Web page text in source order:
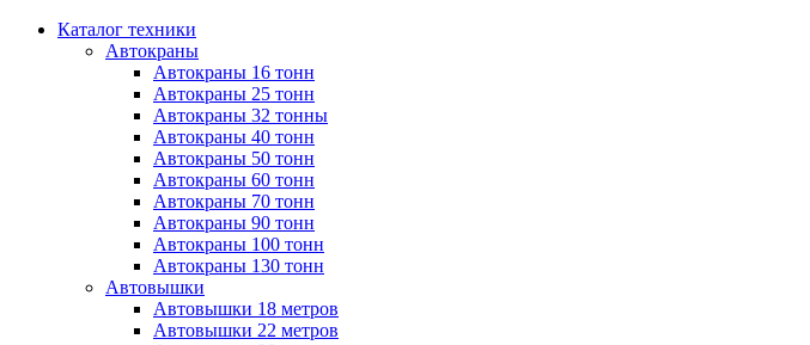
Каталог техники
Автокраны
Автокраны 16 тонн
Автокраны 25 тонн
Автокраны 32 тонны
Автокраны 40 тонн
Автокраны 50 тонн
Автокраны 60 тонн
Автокраны 70 тонн
Автокраны 90 тонн
Автокраны 100 тонн
Автокраны 130 тонн
Автовышки
Автовышки 18 метров
Автовышки 22 метров